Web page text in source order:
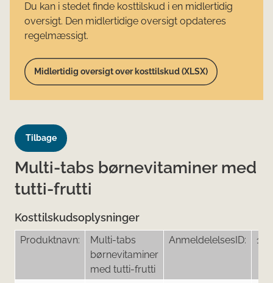
Du kan i stedet finde kosttilskud i en midlertidig
oversigt. Den midlertidige oversigt opdateres
regelmæssigt.
Midlertidig oversigt over kosttilskud (XLSX)
Tilbage
Multi-tabs børnevitaminer med
tutti-frutti
Kosttilskudsoplysninger
Produktnavn:
Multi-tabs
børnevitaminer
med tutti-frutti
AnmeldelelsesID: